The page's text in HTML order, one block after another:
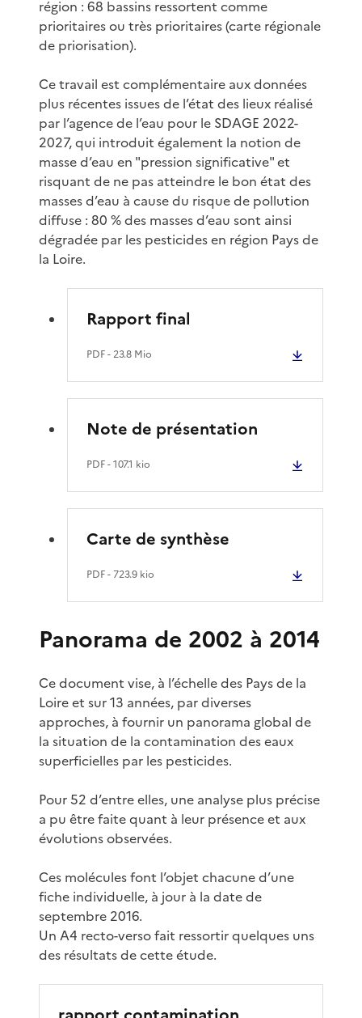
région : 68 bassins ressortent comme
prioritaires ou très prioritaires (carte régionale
de priorisation).
Ce travail est complémentaire aux données
plus récentes issues de l’état des lieux réalisé
par l’agence de l’eau pour le SDAGE 2022-
2027, qui introduit également la notion de
masse d’eau en "pression significative" et
risquant de ne pas atteindre le bon état des
masses d’eau à cause du risque de pollution
diffuse : 80 % des masses d’eau sont ainsi
dégradée par les pesticides en région Pays de
la Loire.
Rapport final
PDF- 23.8 Mio
Note de présentation
PDF- 107.1 kio
Carte de synthèse
PDF- 723.9 kio
Panorama de 2002 à 2014
Ce document vise, à l’échelle des Pays de la
Loire et sur 13 années, par diverses
approches, à fournir un panorama global de
la situation de la contamination des eaux
superficielles par les pesticides.
Pour 52 d’entre elles, une analyse plus précise
a pu être faite quant à leur présence et aux
évolutions observées.
Ces molécules font l’objet chacune d’une
fiche individuelle, à jour à la date de
septembre 2016.
Un A4 recto-verso fait ressortir quelques uns
des résultats de cette étude.